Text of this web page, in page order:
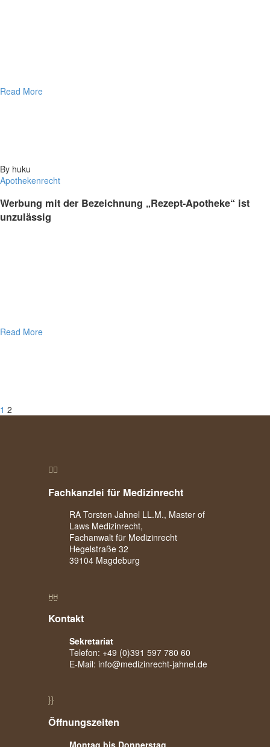
Read More
By huku
Apothekenrecht
Werbung mit der Bezeichnung „Rezept-Apotheke“ ist
unzulässig
Read More
1 2

Fachkanzlei für Medizinrecht
RA Torsten Jahnel LL.M., Master of
Laws Medizinrecht,
Fachanwalt für Medizinrecht
Hegelstraße 32
39104 Magdeburg

Kontakt
Sekretariat
Telefon: +49 (0)391 597 780 60
E-Mail: info@medizinrecht-jahnel.de
}}
Öffnungszeiten
Montag bis Donnerstag